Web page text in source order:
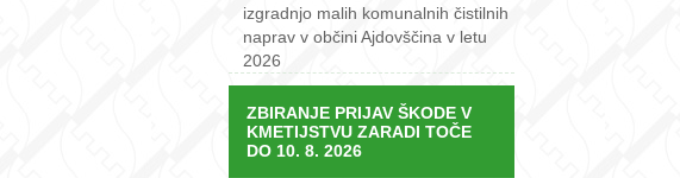
izgradnjo malih komunalnih čistilnih
naprav v občini Ajdovščina v letu
2026
ZBIRANJE PRIJAV ŠKODE V
KMETIJSTVU ZARADI TOČE
DO 10. 8. 2026